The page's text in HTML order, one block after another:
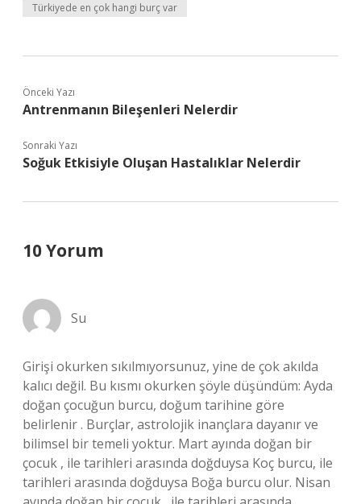
Türkiyede en çok hangi burç var
Önceki Yazı
Antrenmanın Bileşenleri Nelerdir
Sonraki Yazı
Soğuk Etkisiyle Oluşan Hastalıklar Nelerdir
10 Yorum
Su
Girişi okurken sıkılmıyorsunuz, yine de çok akılda
kalıcı değil. Bu kısmı okurken şöyle düşündüm: Ayda
doğan çocuğun burcu, doğum tarihine göre
belirlenir . Burçlar, astrolojik inançlara dayanır ve
bilimsel bir temeli yoktur. Mart ayında doğan bir
çocuk , ile tarihleri arasında doğduysa Koç burcu, ile
tarihleri arasında doğduysa Boğa burcu olur. Nisan